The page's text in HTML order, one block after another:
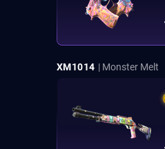
XM1014 | Monster Melt